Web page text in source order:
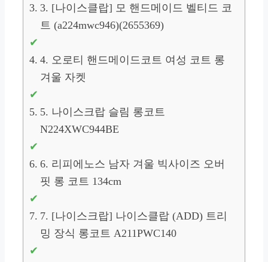
3. [나이스클랍] 모 핸드메이드 벨티드 코
트 (a224mwc946)(2655369)
4. 오로티 핸드메이드코트 여성 코트 롱
겨울 자켓
5. 나이스크랍 슬림 롱코트
N224XWC944BE
6. 리피에노스 남자 겨울 빅사이즈 오버
핏 롱 코트 134cm
7. [나이스크랍] 나이스클랍 (ADD) 트리
밍 장식 롱코트 A211PWC140